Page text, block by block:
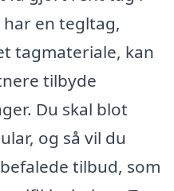
har en tegltag,
tagmateriale, kan
tilbyde
Du skal blot
og så vil du
tilbud, som